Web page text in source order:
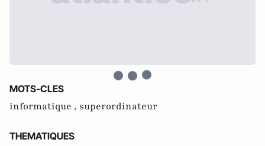
MOTS-CLES
informatique , superordinateur
THEMATIQUES